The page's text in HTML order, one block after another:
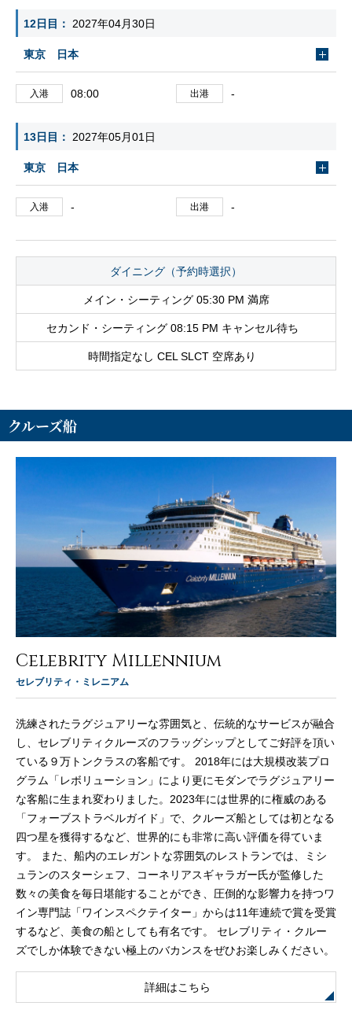
12日目 2027年04月30日
東京 日本
入港 08:00 出港 -
13日目 2027年05月01日
東京 日本
入港 - 出港 -
ダイニング（予約時選択）
メイン・シーティング 05:30 PM 満席
セカンド・シーティング 08:15 PM キャンセル待ち
時間指定なし CEL SLCT 空席あり
クルーズ船
Celebrity Millennium
セレブリティ・ミレニアム
洗練されたラグジュアリーな雰囲気と、伝統的なサービスが融合
し、セレブリティクルーズのフラッグシップとしてご好評を頂い
ている９万トンクラスの客船です。 2018年には大規模改装プロ
グラム「レボリューション」により更にモダンでラグジュアリー
な客船に生まれ変わりました。2023年には世界的に権威のある
「フォーブストラベルガイド」で、クルーズ船としては初となる
四つ星を獲得するなど、世界的にも非常に高い評価を得ていま
す。 また、船内のエレガントな雰囲気のレストランでは、ミシ
ュランのスターシェフ、コーネリアスギャラガー氏が監修した
数々の美食を毎日堪能することができ、圧倒的な影響力を持つワ
イン専門誌「ワインスペクテイター」からは11年連続で賞を受賞
するなど、美食の船としても有名です。 セレブリティ・クルー
ズでしか体験できない極上のバカンスをぜひお楽しみください。
詳細はこちら